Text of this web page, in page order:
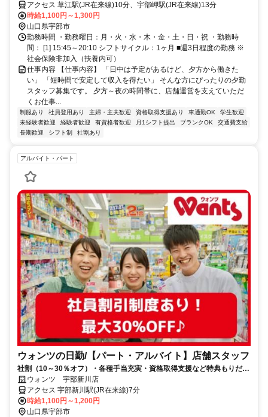
アクセス 草江駅(JR在来線)10分、宇部岬駅(JR在来線)13分
時給1,100円～1,300円
山口県宇部市
勤務時間 ・勤務曜日：月・火・水・木・金・土・日・祝 ・勤務時
間： [1] 15:45～20:10 シフトサイクル：1ヶ月 ■週3日程度の勤務 ※
社会保険非加入（扶養内可）
仕事内容 【仕事内容】 「日中は予定があるけど、夕方から働きた
い」 「短時間で安定して収入を得たい」 そんな方にぴったりの夕勤
スタッフ募集です。 夕方～夜の時間帯に、店舗運営を支えていただ
くお仕事...
制服あり 社員登用あり 主婦・主夫歓迎 資格取得支援あり 車通勤OK
学生歓迎
未経験者歓迎
経験者歓迎 有資格者歓迎 月1シフト提出 ブランクOK
交通費支給
長期歓迎
シフト制 社割あり
アルバイト・パート
ウォンツの日勤/【パート・アルバイト】店舗スタッフ
社割（10～30％オフ）・各種手当充実・資格取得支援など特典もりだく
さん！未経験スタートがほとんど♪
ウォンツ 宇部新川店
アクセス 宇部新川駅(JR在来線)7分
時給1,100円～1,200円
山口県宇部市